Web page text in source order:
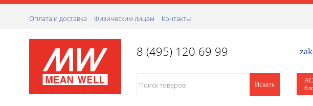
Оплата и доставка Физическим лицам Контакты
8 (495) 120 69 99
Искать